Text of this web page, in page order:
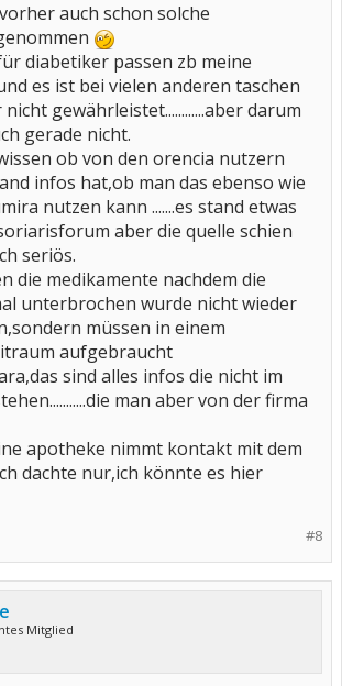
auch schon solche
diabetiker passen zb meine
es ist bei vielen anderen taschen
gewährleistet............aber darum
gerade nicht.
ob von den orencia nutzern
infos hat,ob man das ebenso wie
nutzen kann .......es stand etwas
aber die quelle schien
seriös.
die medikamente nachdem die
unterbrochen wurde nicht wieder
müssen in einem
aufgebraucht
sind alles infos die nicht im
man aber von der firma
apotheke nimmt kontakt mit dem
dachte nur,ich könnte es hier
#8
Mitglied